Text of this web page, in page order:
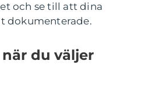
och se till att dina
dokumenterade.
du väljer